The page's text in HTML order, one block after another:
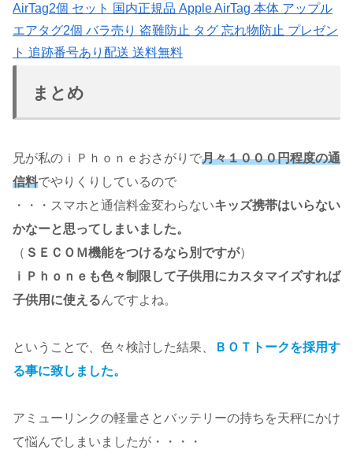
AirTag2個 セット 国内正規品 Apple AirTag 本体 アップル
エアタグ2個 バラ売り 盗難防止 タグ 忘れ物防止 プレゼン
ト 追跡番号あり配送 送料無料
まとめ
兄が私のｉＰｈｏｎｅおさがりで月々１０００円程度の通
信料でやりくりしているので
・・・スマホと通信料金変わらないキッズ携帯はいらない
かなーと思ってしまいました。
（ ＳＥＣＯＭ機能をつけるなら別ですが）
ｉＰｈｏｎｅも色々制限して子供用にカスタマイズすれば
子供用に使えるんですよね。
ということで、色々検討した結果、
ＢＯＴトークを採用す
る事に致しました。
アミューリンクの軽量さとバッテリーの持ちを天秤にかけ
て悩んでしまいましたが・・・・